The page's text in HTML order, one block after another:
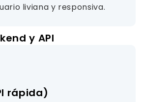
liviana y responsiva.
y API
rápida)